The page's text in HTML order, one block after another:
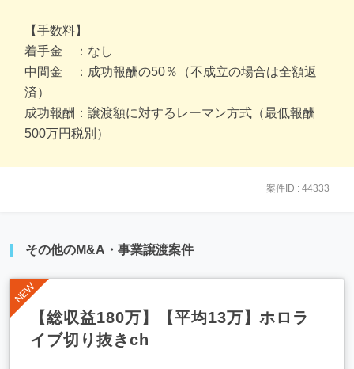
【手数料】
着手金 ：なし
中間金 ：成功報酬の50％（不成立の場合は全額返
済）
成功報酬：譲渡額に対するレーマン方式（最低報酬
500万円税別）
案件ID : 44333
その他のM&A・事業譲渡案件
【総収益180万】【平均13万】ホロラ
イブ切り抜きch